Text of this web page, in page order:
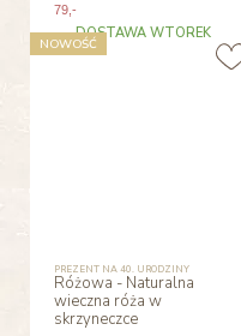
79,-
DOSTAWA WTOREK
PREZENT NA 40. URODZINY
Różowa - Naturalna
wieczna róża w
skrzyneczce
NOWOŚĆ